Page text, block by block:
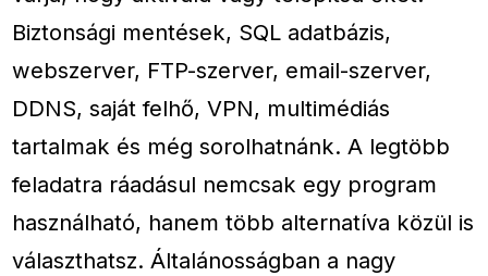
Biztonsági mentések, SQL adatbázis,
webszerver, FTP-szerver, email-szerver,
DDNS, saját felhő, VPN, multimédiás
tartalmak és még sorolhatnánk. A legtöbb
feladatra ráadásul nemcsak egy program
használható, hanem több alternatíva közül is
választhatsz. Általánosságban a nagy